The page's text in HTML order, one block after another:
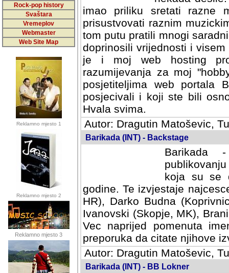
Rock-pop history
Svaštara
Vremeplov
Webmaster
Web Site Map
Reklamno mjesto 1
Reklamno mjesto 2
Reklamno mjesto 3
imao priliku sretati razne
prisustvovati raznim
tom putu pratili mnogi
doprinosili vrijednosti i
je i moj web hosting
razumijevanja za moj
posjetiteljima web portala
posjecivali i koji ste bili
Hvala svima.
Autor: Dragutin Matoševic,
Barikada (INT) - Backstage
Barikada
koja su se
godine. Te izvjestaje
HR), Darko Budna
Ivanovski (Skopje, MK),
Vec naprijed pomenuta
preporuka da citate njihove
Autor: Dragutin Matoševic,
Barikada (INT) - BB Lokner